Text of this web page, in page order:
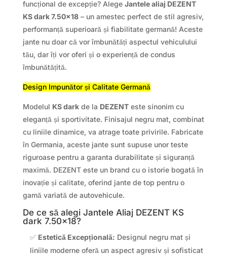
funcțional de excepție? Alege Jantele aliaj DEZENT
KS dark 7.50×18– un amestec perfect de stil agresiv,
performanță superioară și fiabilitate germană! Aceste
jante nu doar că vor îmbunătăți aspectul vehiculului
tău, dar îți vor oferi și o experiență de condus
îmbunătățită.
Design Impunător și Calitate Germană
Modelul KS darkde la DEZENTeste sinonim cu
eleganță și sportivitate. Finisajul negru mat, combinat
cu liniile dinamice, va atrage toate privirile. Fabricate
în Germania, aceste jante sunt supuse unor teste
riguroase pentru a garanta durabilitate și siguranță
maximă. DEZENT este un brand cu o istorie bogată în
inovație și calitate, oferind jante de top pentru o
gamă variată de autovehicule.
De ce să alegi Jantele Aliaj DEZENT KS
dark 7.50×18?
✅ Estetică Excepțională: Designul negru mat și
liniile moderne oferă un aspect agresiv și sofisticat